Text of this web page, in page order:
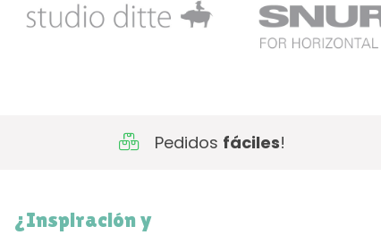
Pedidos fáciles!
¿Inspiración y